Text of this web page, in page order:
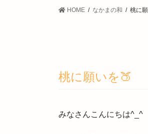
HOME なかまの和 桃に
桃に願いを🍑
みなさんこんにちは^_^